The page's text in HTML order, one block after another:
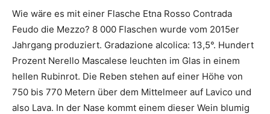
Wie wäre es mit einer Flasche Etna Rosso Contrada
Feudo die Mezzo? 8 000 Flaschen wurde vom 2015er
Jahrgang produziert. Gradazione alcolica: 13,5°. Hundert
Prozent Nerello Mascalese leuchten im Glas in einem
hellen Rubinrot. Die Reben stehen auf einer Höhe von
750 bis 770 Metern über dem Mittelmeer auf Lavico und
also Lava. In der Nase kommt einem dieser Wein blumig